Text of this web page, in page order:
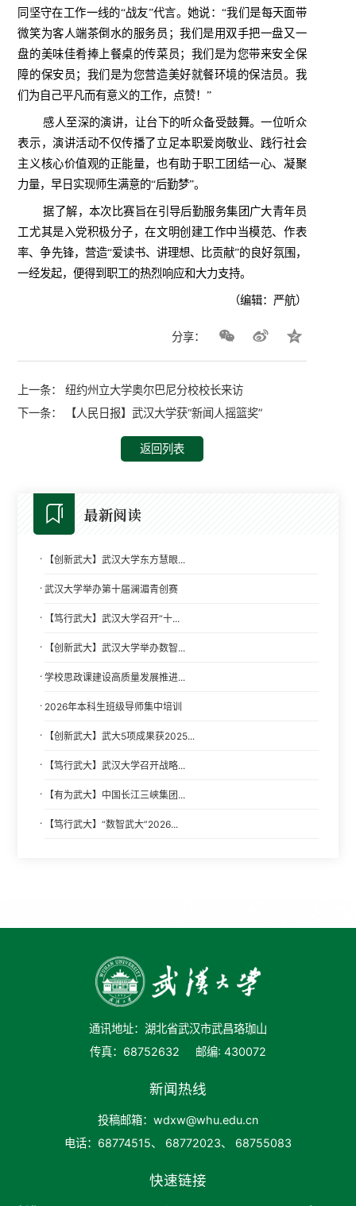
同坚守在工作一线的“战友”代言。她说：“我们是每天面带
微笑为客人端茶倒水的服务员；我们是用双手把一盘又一
盘的美味佳肴捧上餐桌的传菜员；我们是为您带来安全保
障的保安员；我们是为您营造美好就餐环境的保洁员。我
们为自己平凡而有意义的工作，点赞！”
感人至深的演讲，让台下的听众备受鼓舞。一位听众
表示，演讲活动不仅传播了立足本职爱岗敬业、践行社会
主义核心价值观的正能量，也有助于职工团结一心、凝聚
力量，早日实现师生满意的“后勤梦”。
据了解，本次比赛旨在引导后勤服务集团广大青年员
工尤其是入党积极分子，在文明创建工作中当模范、作表
率、争先锋，营造“爱读书、讲理想、比贡献”的良好氛围，
一经发起，便得到职工的热烈响应和大力支持。
（编辑：严航）
分享：
上一条：纽约州立大学奥尔巴尼分校校长来访
下一条：
【人民日报】武汉大学获“新闻人摇篮奖”
返回列表
最新阅读
· 【创新武大】武汉大学东方慧眼...
· 武汉大学举办第十届澜湄青创赛
· 【笃行武大】武汉大学召开“十...
· 【创新武大】武汉大学举办数智...
· 学校思政课建设高质量发展推进...
· 2026年本科生班级导师集中培训
· 【创新武大】武大5项成果获2025...
· 【笃行武大】武汉大学召开战略...
· 【有为武大】中国长江三峡集团...
· 【笃行武大】“数智武大”2026...
通讯地址：湖北省武汉市武昌珞珈山
传真：68752632
邮编: 430072
新闻热线
投稿邮箱：wdxw@whu.edu.cn
电话：68774515、 68772023、 68755083
快速链接